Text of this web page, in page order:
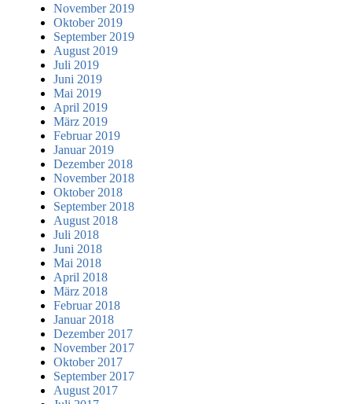
November 2019
Oktober 2019
September 2019
August 2019
Juli 2019
Juni 2019
Mai 2019
April 2019
März 2019
Februar 2019
Januar 2019
Dezember 2018
November 2018
Oktober 2018
September 2018
August 2018
Juli 2018
Juni 2018
Mai 2018
April 2018
März 2018
Februar 2018
Januar 2018
Dezember 2017
November 2017
Oktober 2017
September 2017
August 2017